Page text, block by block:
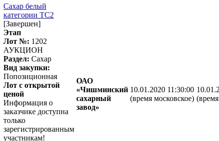
Сахар белый
категории ТС2
[Завершен]
Этап
Лот №: 1202
АУКЦИОН
Раздел: Сахар
Вид закупки:
Попозиционная
Лот с открытой
ценой
Информация о
заказчике доступна
только
зарегистрированным
участникам!
ОАО
«Чишминский
сахарный
завод»
10.01.2020 11:30:00
(время московское)